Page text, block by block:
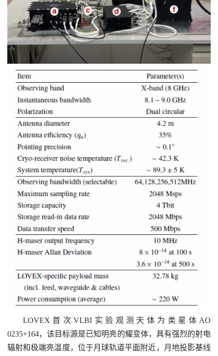
LOVEX首次VLBI实验观测天体为类星体AO
0235+164，该目标源是已知明亮的耀变体，具有强烈的射电
辐射和极端亮温度，位于月球轨道平面附近，月地投影基线